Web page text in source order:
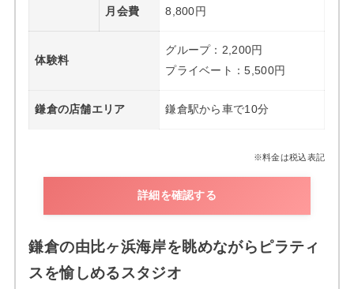
月会費 8,800円
体験料
グループ：2,200円
プライベート：5,500円
鎌倉の店舗エリア 鎌倉駅から車で10分
※料金は税込表記
詳細を確認する
鎌倉の由比ヶ浜海岸を眺めながらピラティ
スを愉しめるスタジオ